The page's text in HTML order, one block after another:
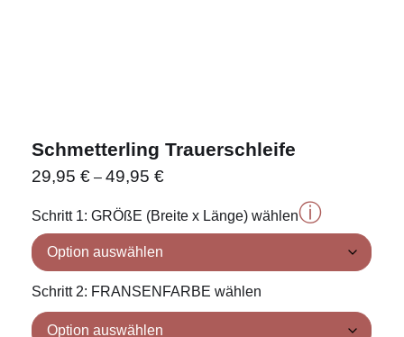
Schmetterling Trauerschleife
29,95€ –49,95€
Schritt 1: GRÖßE (Breite x Länge) wählenⓘ
Schritt 2: FRANSENFARBE wählen